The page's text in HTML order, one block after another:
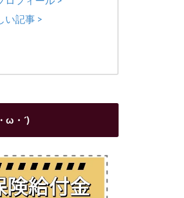
い記事 >
ω・´)ゞ